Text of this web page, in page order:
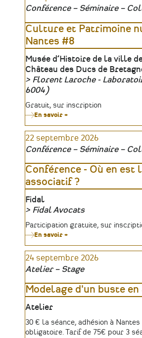
Patrimoine
:
des
Artisans
Conférence – Séminaire –
Culture et Patrimoine
Nantes #8
Lieu
Musée d’Histoire de la ville
Château des Ducs de
Organisateur
Florent Laroche -
6004)
Tarifs
Gratuit, sur inscription
En savoir +
et
Patrimoine
numérique
à
#8
22 septembre 2026
Conférence – Séminaire –
Conférence - Où en est
associatif ?
Lieu
Fidal
Organisateur
Fidal Avocats
Tarifs
Participation gratuite, sur
En savoir +
-
Où
est
monde
associatif
24 septembre 2026
Atelier – Stage
Modelage d'un buste
Lieu
Atelier
Tarifs
30 € la séance, adhésion à Nantes
obligatoire. Tarif de 75€ pour 3